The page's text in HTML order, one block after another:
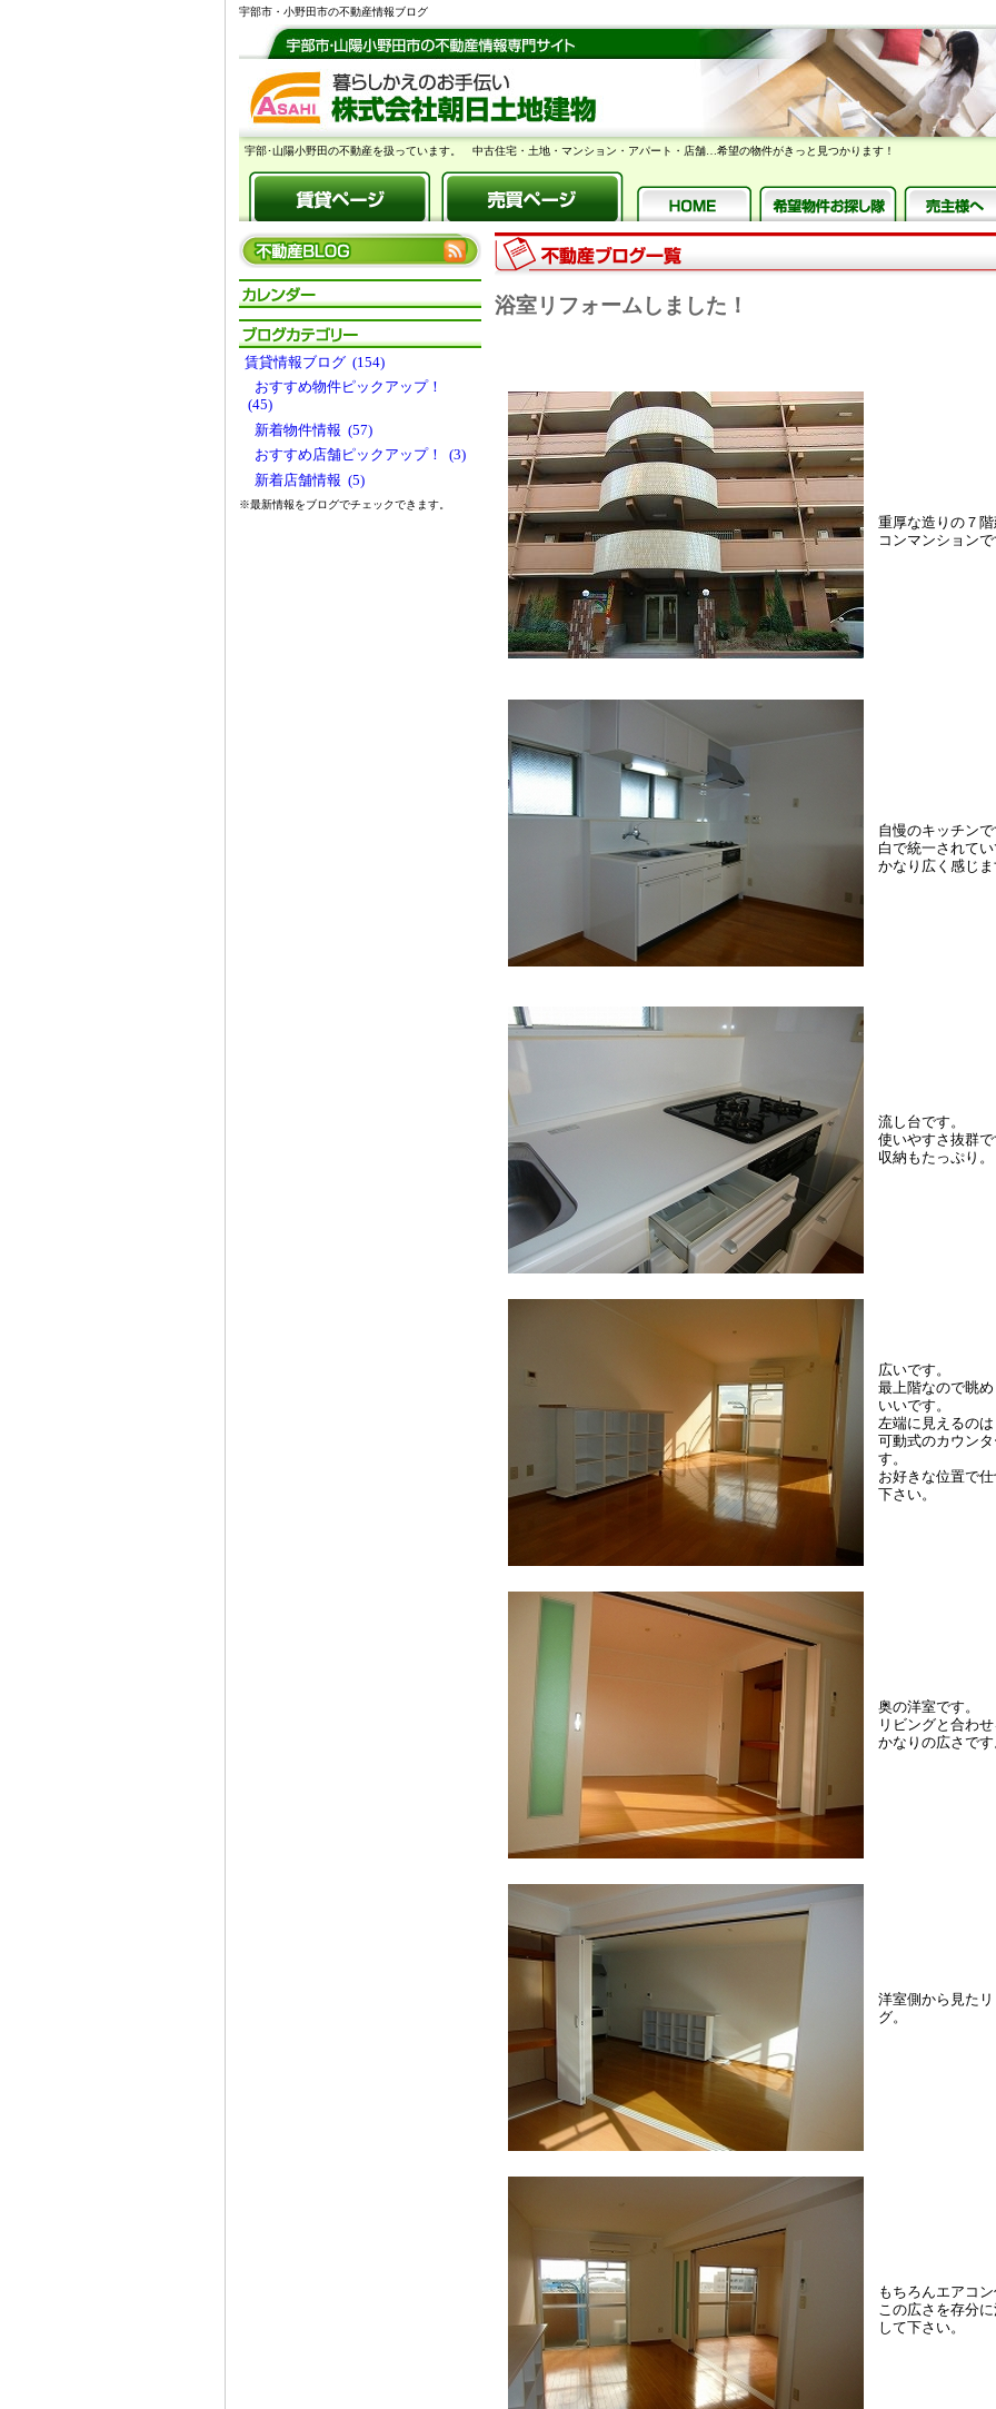
宇部市・小野田市の不動産情報ブログ
宇部･山陽小野田の不動産を扱っています。 中古住宅・土地・マンション・アパート・店舗…希望の物件がきっと見つかります！
浴室リフォームしました！
重厚な造りの７
コンマンション
自慢のキッチン
白で統一されてい
かなり広く感じ
流し台です。
使いやすさ抜群
収納もたっぷり。
広いです。
最上階なので眺め
いいです。
左端に見えるのは
可動式のカウン
す。
お好きな位置で
下さい。
奥の洋室です。
リビングと合わ
かなりの広さです
洋室側から見た
グ。
もちろんエアコ
この広さを存分
して下さい。
賃貸情報ブログ (154)
おすすめ物件ピックアップ！
(45)
新着物件情報 (57)
おすすめ店舗ピックアップ！ (3)
新着店舗情報 (5)
※最新情報をブログでチェックできます。